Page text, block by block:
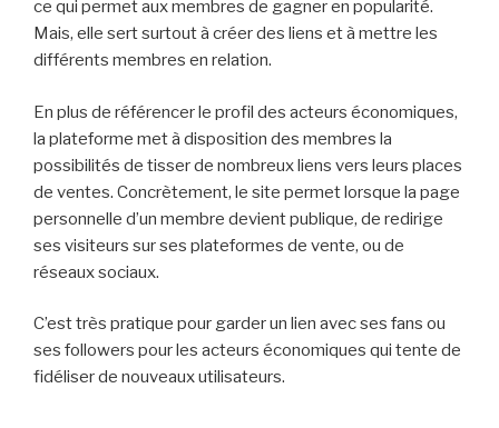
ce qui permet aux membres de gagner en popularité.
Mais, elle sert surtout à créer des liens et à mettre les
différents membres en relation.
En plus de référencer le profil des acteurs économiques,
la plateforme met à disposition des membres la
possibilités de tisser de nombreux liens vers leurs places
de ventes. Concrètement, le site permet lorsque la page
personnelle d’un membre devient publique, de redirige
ses visiteurs sur ses plateformes de vente, ou de
réseaux sociaux.
C’est très pratique pour garder un lien avec ses fans ou
ses followers pour les acteurs économiques qui tente de
fidéliser de nouveaux utilisateurs.